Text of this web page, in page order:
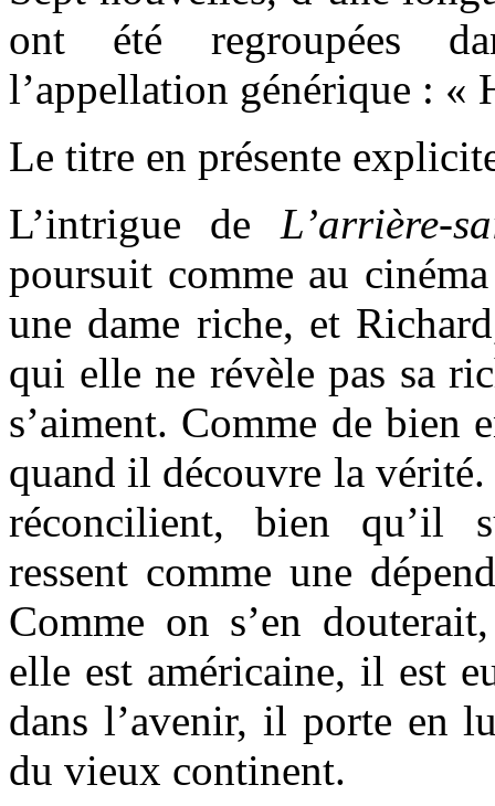
ont été regroupées
l’appellation générique : «
Le titre en présente
L’intrigue de L’arrière-
poursuit comme au
une dame riche, et
qui elle ne révèle pas sa
s’aiment. Comme de bien
quand il découvre la
réconcilient, bien qu’il
ressent comme une
Comme on s’en
elle est américaine, il est
dans l’avenir, il porte en
du vieux continent.